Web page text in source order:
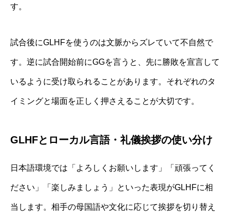
す。
試合後にGLHFを使うのは文脈からズレていて不自然で
す。逆に試合開始前にGGを言うと、先に勝敗を宣言して
いるように受け取られることがあります。それぞれのタ
イミングと場面を正しく押さえることが大切です。
GLHFとローカル言語・礼儀挨拶の使い分け
日本語環境では「よろしくお願いします」「頑張ってく
ださい」「楽しみましょう」といった表現がGLHFに相
当します。相手の母国語や文化に応じて挨拶を切り替え